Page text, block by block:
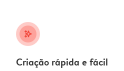
stars_plus
Criação rápida e fácil